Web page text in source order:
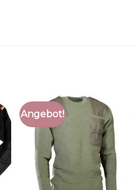
Angebot!